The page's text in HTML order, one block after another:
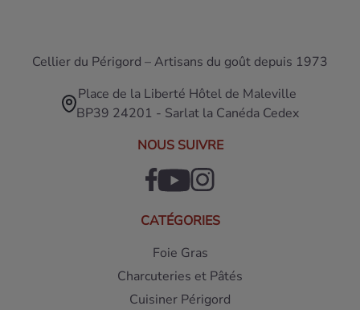
Cellier du Périgord – Artisans du goût depuis 1973
Place de la Liberté Hôtel de Maleville
BP39 24201 - Sarlat la Canéda Cedex
NOUS SUIVRE
CATÉGORIES
Foie Gras
Charcuteries et Pâtés
Cuisiner Périgord